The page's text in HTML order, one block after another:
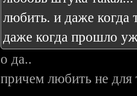
любить. и даже когда
даже когда прошло
о да..
причем любить не для